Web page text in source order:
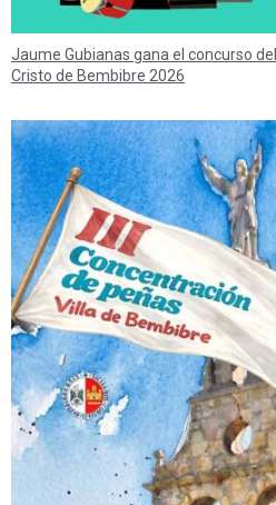
Jaume Gubianas gana el concurso
Cristo de Bembibre 2026